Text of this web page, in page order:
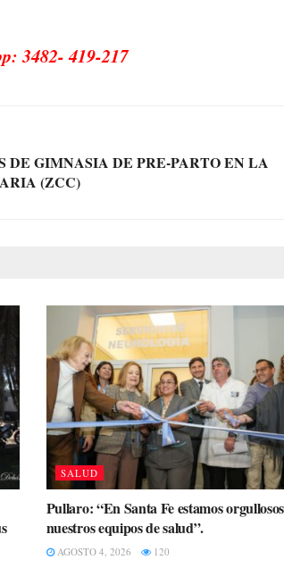
3482- 419-217
DE GIMNASIA DE PRE-PARTO EN LA
(ZCC)
SALUD
Pullaro: “En Santa Fe estamos
nuestros equipos de salud”.
AGOSTO 4, 2026 120